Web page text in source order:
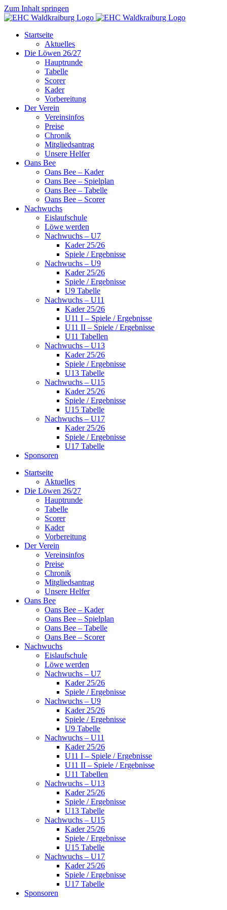
Zum Inhalt springen
Startseite
Aktuelles
Die Löwen 26/27
Hauptrunde
Tabelle
Scorer
Kader
Vorbereitung
Der Verein
Vereinsinfos
Preise
Chronik
Mitgliedsantrag
Unsere Helfer
Oans Bee
Oans Bee – Kader
Oans Bee – Spielplan
Oans Bee – Tabelle
Oans Bee – Scorer
Nachwuchs
Eislaufschule
Löwe werden
Nachwuchs – U7
Kader 25/26
Spiele / Ergebnisse
Nachwuchs – U9
Kader 25/26
Spiele / Ergebnisse
U9 Tabelle
Nachwuchs – U11
Kader 25/26
U11 I – Spiele / Ergebnisse
U11 II – Spiele / Ergebnisse
U11 Tabellen
Nachwuchs – U13
Kader 25/26
Spiele / Ergebnisse
U13 Tabelle
Nachwuchs – U15
Kader 25/26
Spiele / Ergebnisse
U15 Tabelle
Nachwuchs – U17
Kader 25/26
Spiele / Ergebnisse
U17 Tabelle
Sponsoren
Startseite
Aktuelles
Die Löwen 26/27
Hauptrunde
Tabelle
Scorer
Kader
Vorbereitung
Der Verein
Vereinsinfos
Preise
Chronik
Mitgliedsantrag
Unsere Helfer
Oans Bee
Oans Bee – Kader
Oans Bee – Spielplan
Oans Bee – Tabelle
Oans Bee – Scorer
Nachwuchs
Eislaufschule
Löwe werden
Nachwuchs – U7
Kader 25/26
Spiele / Ergebnisse
Nachwuchs – U9
Kader 25/26
Spiele / Ergebnisse
U9 Tabelle
Nachwuchs – U11
Kader 25/26
U11 I – Spiele / Ergebnisse
U11 II – Spiele / Ergebnisse
U11 Tabellen
Nachwuchs – U13
Kader 25/26
Spiele / Ergebnisse
U13 Tabelle
Nachwuchs – U15
Kader 25/26
Spiele / Ergebnisse
U15 Tabelle
Nachwuchs – U17
Kader 25/26
Spiele / Ergebnisse
U17 Tabelle
Sponsoren